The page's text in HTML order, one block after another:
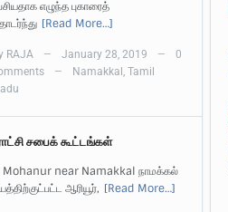
எழுந்த புகாரைத்
[Read More…]
RAJA — January 28, 2019 —
0
— Namakkal , Tamil
சபைக் கூட்டங்கள்
near Namakkal நாமக்கல்
ஆரியூர், [Read More…]